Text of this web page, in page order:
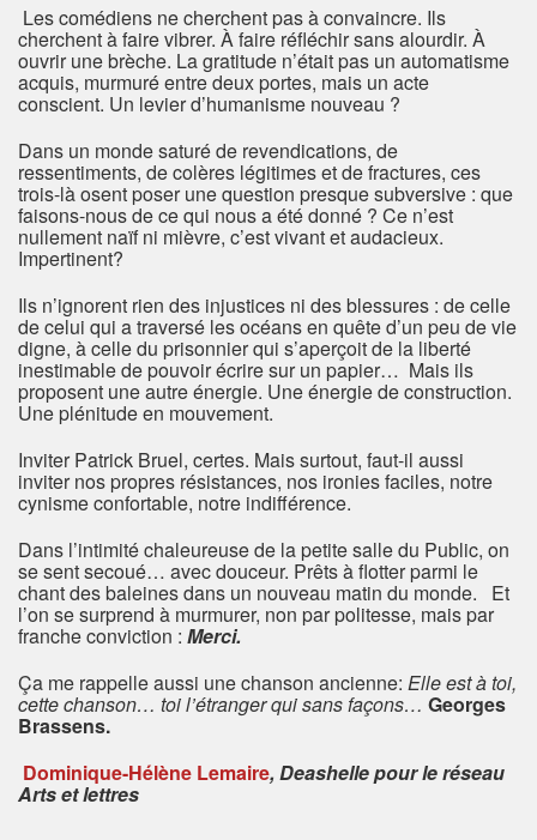
Les comédiens ne cherchent pas à convaincre. Ils
cherchent à faire vibrer. À faire réfléchir sans alourdir. À
ouvrir une brèche. La gratitude n’était pas un automatisme
acquis, murmuré entre deux portes, mais un acte
conscient. Un levier d’humanisme nouveau ?
Dans un monde saturé de revendications, de
ressentiments, de colères légitimes et de fractures, ces
trois-là osent poser une question presque subversive : que
faisons-nous de ce qui nous a été donné ? Ce n’est
nullement naïf ni mièvre, c’est vivant et audacieux.
Impertinent?
Ils n’ignorent rien des injustices ni des blessures : de celle
de celui qui a traversé les océans en quête d’un peu de vie
digne, à celle du prisonnier qui s’aperçoit de la liberté
inestimable de pouvoir écrire sur un papier… Mais ils
proposent une autre énergie. Une énergie de construction.
Une plénitude en mouvement.
Inviter Patrick Bruel, certes. Mais surtout, faut-il aussi
inviter nos propres résistances, nos ironies faciles, notre
cynisme confortable, notre indifférence.
Dans l’intimité chaleureuse de la petite salle du Public, on
se sent secoué… avec douceur. Prêts à flotter parmi le
chant des baleines dans un nouveau matin du monde. Et
l’on se surprend à murmurer, non par politesse, mais par
franche conviction : Merci.
Ça me rappelle aussi une chanson ancienne: Elle est à toi,
cette chanson… toi l’étranger qui sans façons… Georges
Brassens.
Dominique-Hélène Lemaire, Deashelle pour le réseau
Arts et lettres